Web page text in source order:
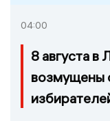
04:00
8 августа в
возмущены